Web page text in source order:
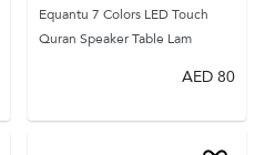
Equantu 7 Colors LED Touch
Quran Speaker Table Lam
80
AED